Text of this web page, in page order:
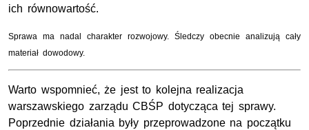
ich równowartość.
Sprawa ma nadal charakter rozwojowy. Śledczy obecnie analizują cały
materiał dowodowy.
Warto wspomnieć, że jest to kolejna realizacja
warszawskiego zarządu CBŚP dotycząca tej sprawy.
Poprzednie działania były przeprowadzone na początku